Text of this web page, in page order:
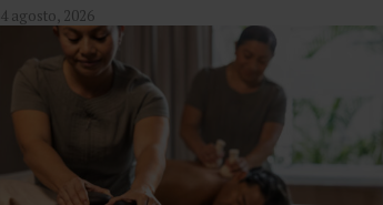
4 agosto, 2026